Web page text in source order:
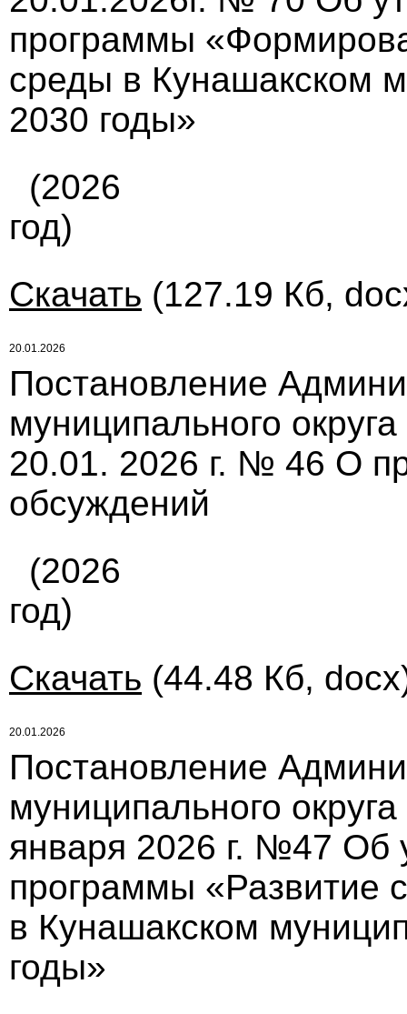
программы
среды в Кунашакском
2030 годы»
(2026
год)
Скачать (127.19 Кб,
20.01.2026
Постановление
муниципального
20.01. 2026 г. № 46 О
обсуждений
(2026
год)
Скачать (44.48 Кб,
20.01.2026
Постановление
муниципального
января 2026 г. №47 Об
программы «Развитие
в Кунашакском
годы»